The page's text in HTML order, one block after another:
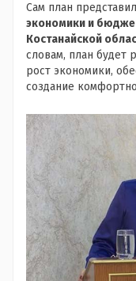
Сам план
экономики и
Костанайской
словам, план будет
рост экономики,
создание